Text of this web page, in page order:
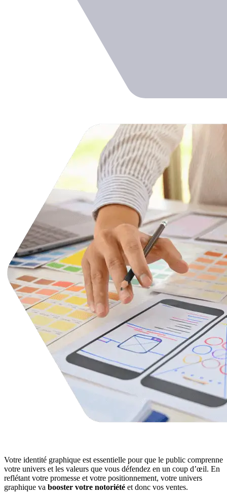
Votre identité graphique est essentielle pour que le public comprenne
votre univers et les valeurs que vous défendez en un coup d’œil. En
reflétant votre promesse et votre positionnement, votre univers
graphique va booster votre notoriété et donc vos ventes.